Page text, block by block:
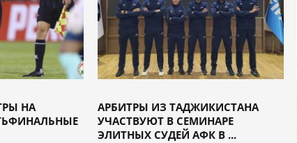
НА
АРБИТРЫ ИЗ ТАДЖИКИСТАНА
УЧАСТВУЮТ В СЕМИНАРЕ
ЭЛИТНЫХ СУДЕЙ АФК В ...